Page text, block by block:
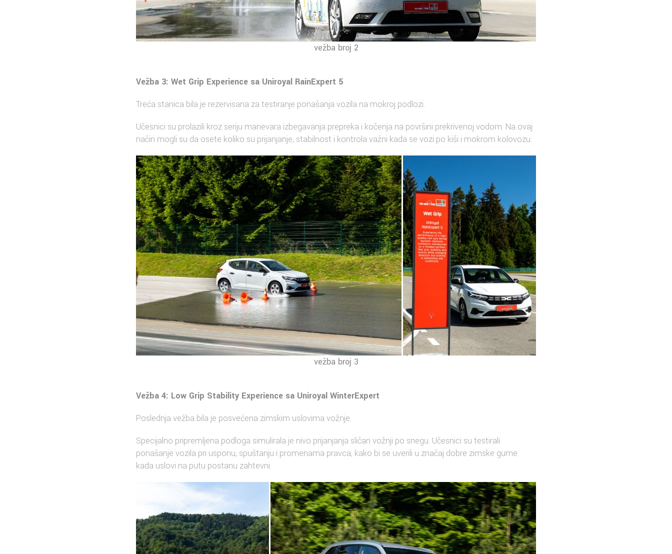
vežba broj 2
Vežba 3: Wet Grip Experience sa Uniroyal RainExpert 5
Treća stanica bila je rezervisana za testiranje ponašanja vozila na mokroj podlozi.
Učesnici su prolazili kroz seriju manevara izbegavanja prepreka i kočenja na površini prekrivenoj vodom. Na ovaj
način mogli su da osete koliko su prijanjanje, stabilnost i kontrola važni kada se vozi po kiši i mokrom kolovozu.
vežba broj 3
Vežba 4: Low Grip Stability Experience sa Uniroyal WinterExpert
Poslednja vežba bila je posvećena zimskim uslovima vožnje.
Specijalno pripremljena podloga simulirala je nivo prijanjanja sličan vožnji po snegu. Učesnici su testirali
ponašanje vozila pri usponu, spuštanju i promenama pravca, kako bi se uverili u značaj dobre zimske gume
kada uslovi na putu postanu zahtevni.